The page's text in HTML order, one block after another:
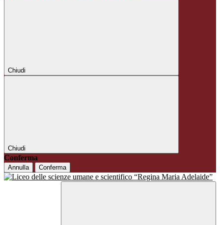
Chiudi
Chiudi
Conferma
Annulla Conferma